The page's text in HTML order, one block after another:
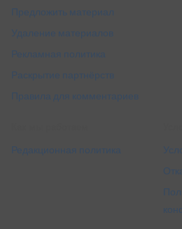
Предложить материал
Удаление материалов
Рекламная политика
Раскрытие партнёрств
Правила для комментариев
Редакционная политика